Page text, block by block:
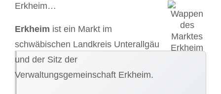
Erkheim…
Erkheim ist ein Markt im
schwäbischen Landkreis Unterallgäu
und der Sitz der
Verwaltungsgemeinschaft Erkheim.